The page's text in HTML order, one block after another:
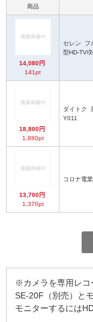
商品
14,080円
141pt
セレン
型HD-TVI
18,800円
1,880pt
ダイトク
Y011
13,700円
1,370pt
コロナ電業
※カメラを専用レコ
SE-20F（別売）と
モニターするには